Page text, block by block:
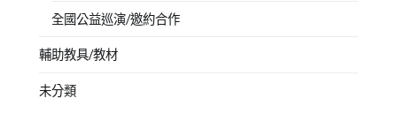
全國公益巡演/邀約合作
輔助教具/教材
未分類